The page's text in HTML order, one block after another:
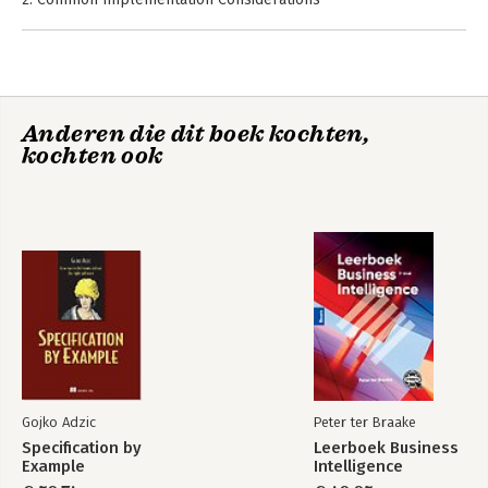
8. Expense Report Processing
9. iReceivables Setup
Glossary
Anderen die dit boek kochten,
kochten ook
Gojko Adzic
Specification by
Example
Peter ter Braake
Leerboek Business
Intelligence